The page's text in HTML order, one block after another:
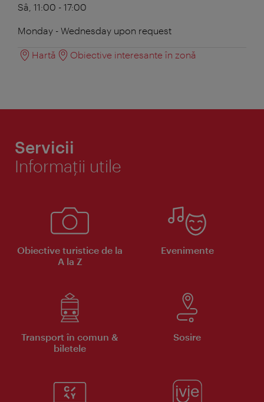
Sâ, 11:00 - 17:00
Monday - Wednesday upon request
Hartă Obiective interesante în zonă
Servicii
Informaţii utile
Obiective turistice de la
A la Z
Evenimente
Transport în comun &
biletele
Sosire